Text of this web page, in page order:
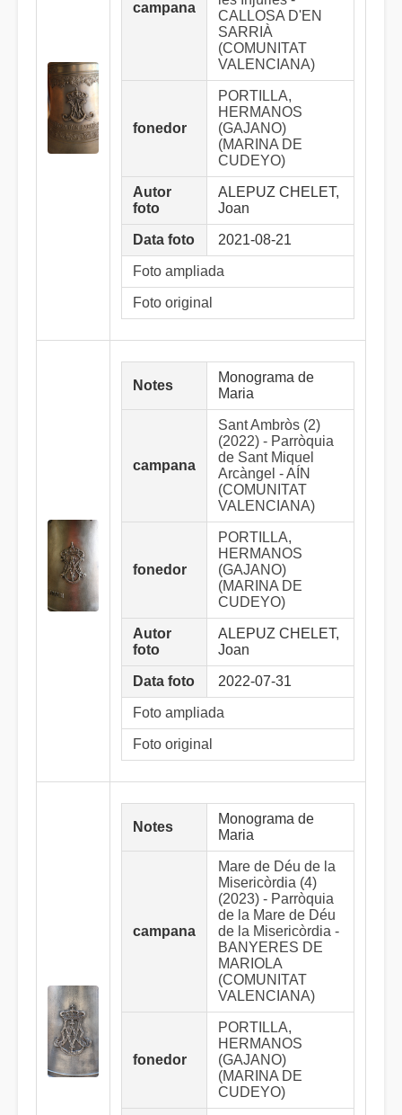
campana
CALLOSA D'EN
SARRIÀ
(COMUNITAT
VALENCIANA)
fonedor
PORTILLA,
HERMANOS
(GAJANO)
(MARINA DE
CUDEYO)
Autor
foto
ALEPUZ CHELET,
Joan
Data foto 2021-08-21
Foto ampliada
Foto original
Notes
Monograma de
Maria
campana
Sant Ambròs (2)
(2022) - Parròquia
de Sant Miquel
Arcàngel - AÍN
(COMUNITAT
VALENCIANA)
fonedor
PORTILLA,
HERMANOS
(GAJANO)
(MARINA DE
CUDEYO)
Autor
foto
ALEPUZ CHELET,
Joan
Data foto 2022-07-31
Foto ampliada
Foto original
Notes
Monograma de
Maria
campana
Mare de Déu de la
Misericòrdia (4)
(2023) - Parròquia
de la Mare de Déu
de la Misericòrdia -
BANYERES DE
MARIOLA
(COMUNITAT
VALENCIANA)
fonedor
PORTILLA,
HERMANOS
(GAJANO)
(MARINA DE
CUDEYO)